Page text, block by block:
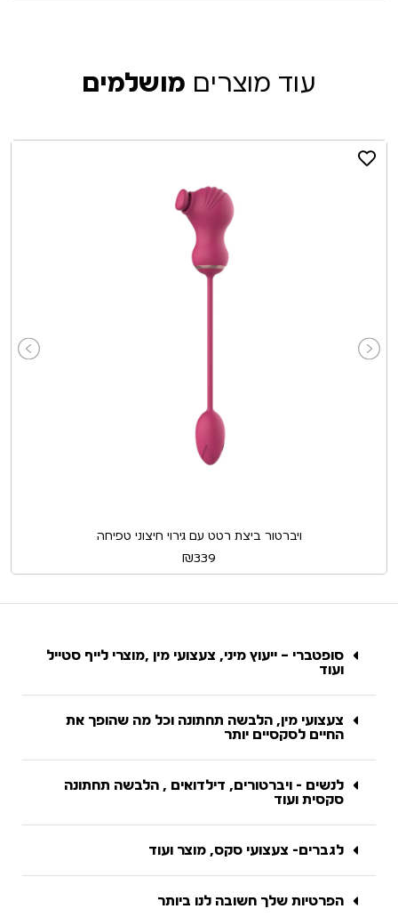
עוד מוצרים מושלמים
ויברטור ביצת רטט עם גירוי חיצוני טפיחה
₪339
סופטברי – ייעוץ מיני, צעצועי מין ,מוצרי לייף סטייל
ועוד
צעצועי מין, הלבשה תחתונה וכל מה שהופך את
החיים לסקסיים יותר
לנשים - ויברטורים, דילדואים , הלבשה תחתונה
סקסית ועוד
לגברים- צעצועי סקס, מוצר ועוד
הפרטיות שלך חשובה לנו ביותר